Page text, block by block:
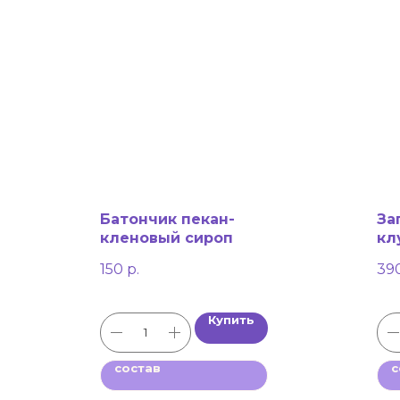
Батончик пекан-
кленовый сироп
150 р.
Купить
состав